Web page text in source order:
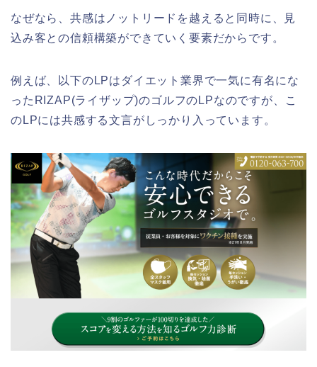
なぜなら、共感はノットリードを越えると同時に、見
込み客との信頼構築ができていく要素だからです。
例えば、以下のLPはダイエット業界で一気に有名にな
ったRIZAP(ライザップ)のゴルフのLPなのですが、こ
のLPには共感する文言がしっかり入っています。